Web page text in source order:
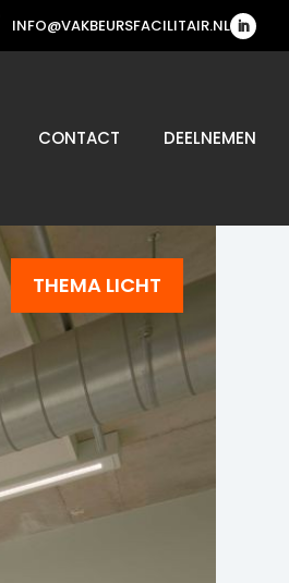
INFO@VAKBEURSFACILITAIR.NL
CONTACT DEELNEMEN
THEMA LICHT